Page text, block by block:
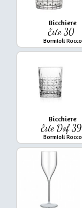
Bicchiere
Este 30
Bormioli Rocco
Bicchiere
Este Dof 39
Bormioli Rocco